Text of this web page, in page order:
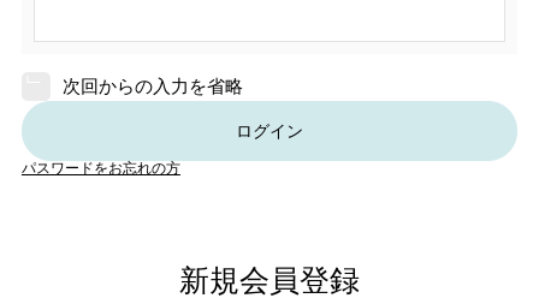
次回からの入力を省略
ログイン
パスワードをお忘れの方
新規会員登録